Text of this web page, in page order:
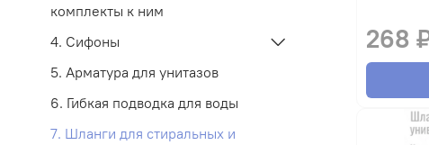
268
комплекты к ним
4. Сифоны
5. Арматура для унитазов
6. Гибкая подводка для воды
7. Шланги для стиральных и